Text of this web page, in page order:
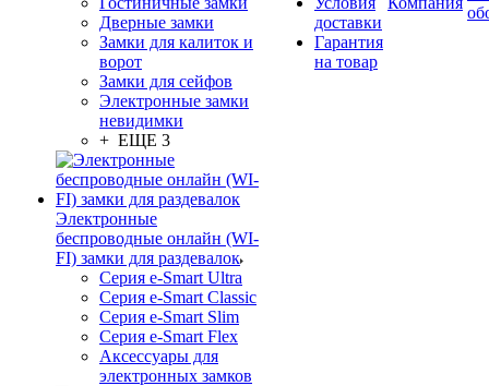
Дверные замки
Замки для калиток и
ворот
Замки для сейфов
Электронные замки
невидимки
+ ЕЩЕ 3
Электронные
беспроводные онлайн (WI-
FI) замки для раздевалок
Серия e-Smart Ultra
Серия e-Smart Classic
Серия e-Smart Slim
Серия e-Smart Flex
Аксессуары для
электронных замков
доставки
Гарантия
на товар